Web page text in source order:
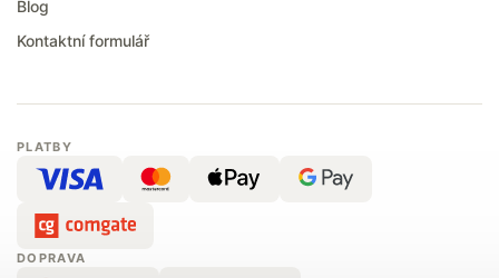
Blog
Kontaktní formulář
PLATBY
DOPRAVA